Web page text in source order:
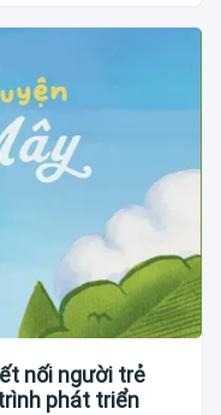
nối người trẻ
phát triển